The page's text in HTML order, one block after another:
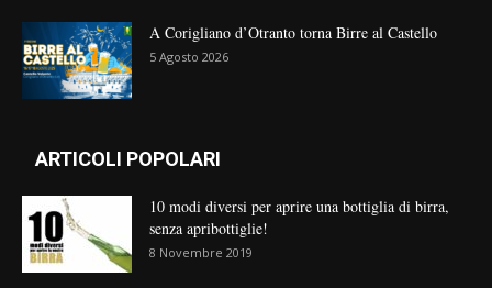
A Corigliano d’Otranto torna Birre al Castello
5 Agosto 2026
ARTICOLI POPOLARI
10 modi diversi per aprire una bottiglia di birra,
senza apribottiglie!
8 Novembre 2019